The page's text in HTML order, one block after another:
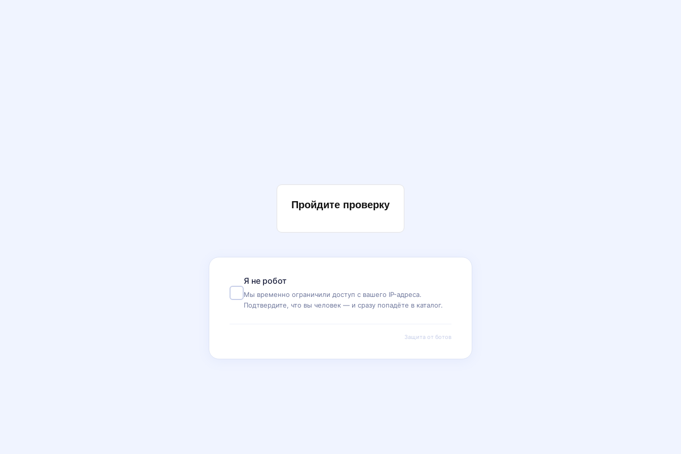
Пройдите проверку
Я не робот
Мы временно ограничили доступ с вашего IP-адреса.
Подтвердите, что вы человек — и сразу попадёте в каталог.
Защита от ботов